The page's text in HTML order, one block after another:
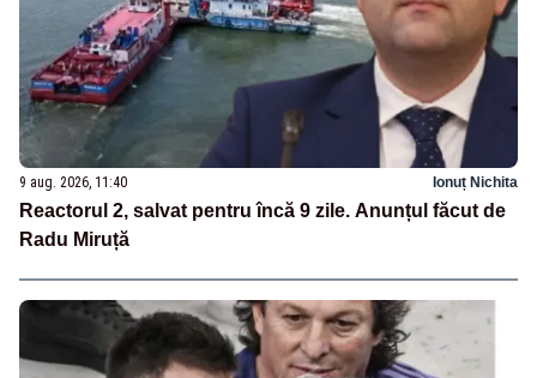
9 aug. 2026, 11:40 Ionuț Nichita
Reactorul 2, salvat pentru încă 9 zile. Anunțul făcut de
Radu Miruță